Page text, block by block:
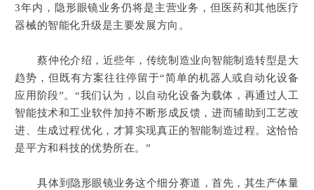
3年内，隐形眼镜业务仍将是主营业务，但医药和其他医疗
器械的智能化升级是主要发展方向。
蔡仲伦介绍，近些年，传统制造业向智能制造转型是大
趋势，但既有方案往往停留于“简单的机器人或自动化设备
应用阶段”。“我们认为，以自动化设备为载体，再通过人工
智能技术和工业软件加持不断形成反馈，进而辅助到工艺改
进、生成过程优化，才算实现真正的智能制造过程。这恰恰
是平方和科技的优势所在。 ”
具体到隐形眼镜业务这个细分赛道，首先，其生产体量